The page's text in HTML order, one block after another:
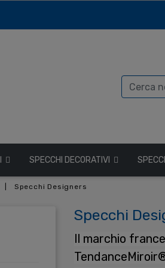
SPECCHI DECORATIVI
Specchi Designers
Specchi
Il marchio